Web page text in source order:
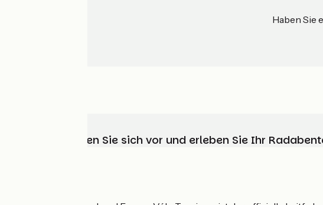
Haben Sie
Wählen, bereiten Sie sich vor und erleben Sie Ihr